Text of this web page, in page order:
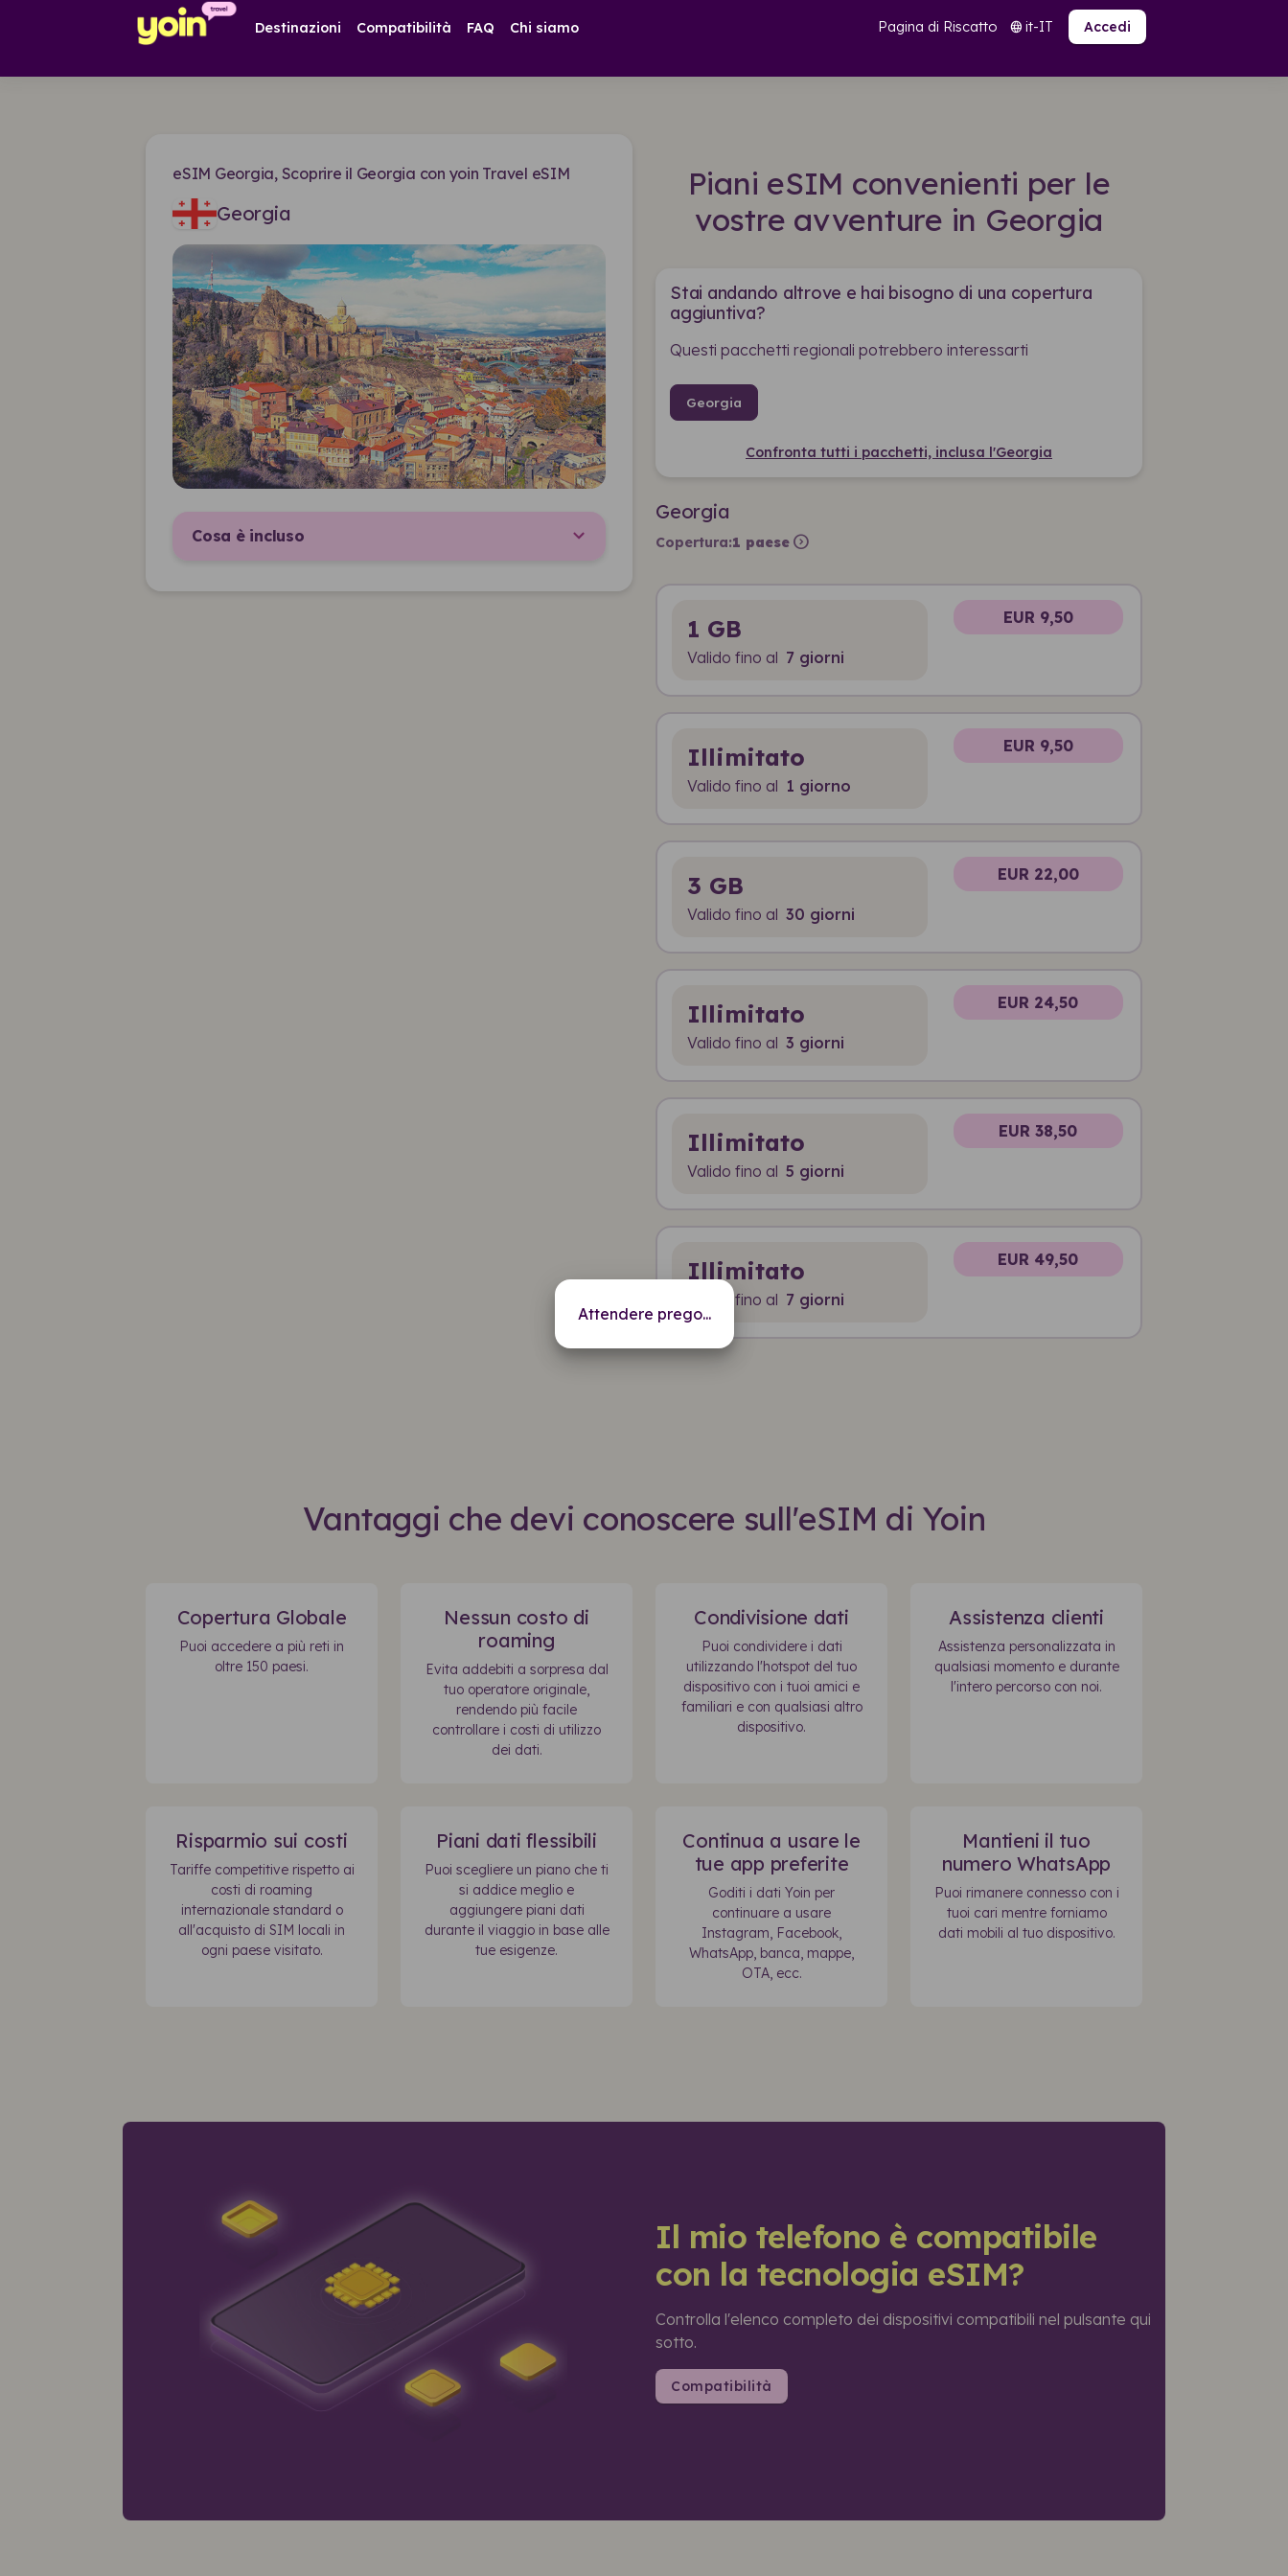
Attendere prego...
Destinazioni Compatibilità FAQ Chi siamo Pagina di Riscatto language it-IT Accedi
eSIM Georgia, Scoprire il Georgia con yoin Travel eSIM
Georgia
Cosa è incluso
Piani eSIM convenienti per le
vostre avventure in Georgia
Stai andando altrove e hai bisogno di una copertura
aggiuntiva?
Questi pacchetti regionali potrebbero interessarti
Georgia
Confronta tutti i pacchetti, inclusa l'Georgia
Georgia
Copertura:1 paese expand_circle_right
1 GB
Valido fino al 7 giorni
EUR 9,50
Illimitato
Valido fino al 1 giorno
EUR 9,50
3 GB
Valido fino al 30 giorni
EUR 22,00
Illimitato
Valido fino al 3 giorni
EUR 24,50
Illimitato
Valido fino al 5 giorni
EUR 38,50
Illimitato
Valido fino al 7 giorni
EUR 49,50
Vantaggi che devi conoscere sull'eSIM di Yoin
Copertura Globale
Puoi accedere a più reti in
oltre 150 paesi.
Nessun costo di
roaming
Evita addebiti a sorpresa dal
tuo operatore originale,
rendendo più facile
controllare i costi di utilizzo
dei dati.
Condivisione dati
Puoi condividere i dati
utilizzando l'hotspot del tuo
dispositivo con i tuoi amici e
familiari e con qualsiasi altro
dispositivo.
Assistenza clienti
Assistenza personalizzata in
qualsiasi momento e durante
l'intero percorso con noi.
Risparmio sui costi
Tariffe competitive rispetto ai
costi di roaming
internazionale standard o
all'acquisto di SIM locali in
ogni paese visitato.
Piani dati flessibili
Puoi scegliere un piano che ti
si addice meglio e
aggiungere piani dati
durante il viaggio in base alle
tue esigenze.
Continua a usare le
tue app preferite
Goditi i dati Yoin per
continuare a usare
Instagram, Facebook,
WhatsApp, banca, mappe,
OTA, ecc.
Mantieni il tuo
numero WhatsApp
Puoi rimanere connesso con i
tuoi cari mentre forniamo
dati mobili al tuo dispositivo.
Il mio telefono è compatibile
con la tecnologia eSIM?
Controlla l'elenco completo dei dispositivi compatibili nel pulsante qui
sotto.
Compatibilità